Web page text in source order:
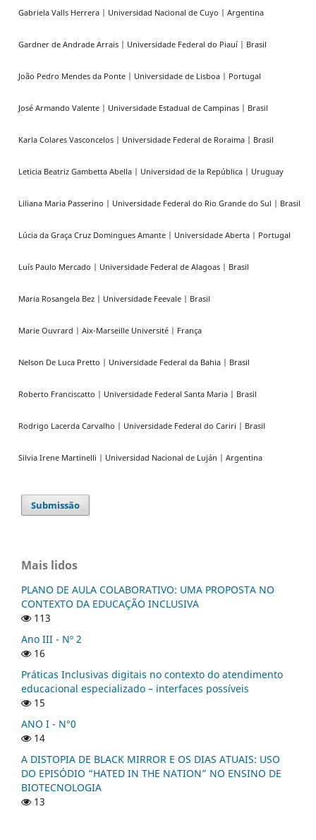
Gabriela Valls Herrera | Universidad Nacional de Cuyo | Argentina
Gardner de Andrade Arrais | Universidade Federal do Piauí | Brasil
João Pedro Mendes da Ponte | Universidade de Lisboa | Portugal
José Armando Valente | Universidade Estadual de Campinas | Brasil
Karla Colares Vasconcelos | Universidade Federal de Roraima | Brasil
Leticia Beatriz Gambetta Abella | Universidad de la República | Uruguay
Liliana Maria Passerino | Universidade Federal do Rio Grande do Sul | Brasil
Lúcia da Graça Cruz Domingues Amante | Universidade Aberta | Portugal
Luís Paulo Mercado | Universidade Federal de Alagoas | Brasil
Maria Rosangela Bez | Universidade Feevale | Brasil
Marie Ouvrard | Aix-Marseille Université | França
Nelson De Luca Pretto | Universidade Federal da Bahia | Brasil
Roberto Franciscatto | Universidade Federal Santa Maria | Brasil
Rodrigo Lacerda Carvalho | Universidade Federal do Cariri | Brasil
Silvia Irene Martinelli | Universidad Nacional de Luján | Argentina
Submissão
Mais lidos
PLANO DE AULA COLABORATIVO: UMA PROPOSTA NO
CONTEXTO DA EDUCAÇÃO INCLUSIVA
113
Ano III - Nº 2
16
Práticas Inclusivas digitais no contexto do atendimento
educacional especializado – interfaces possíveis
15
ANO I - N°0
14
A DISTOPIA DE BLACK MIRROR E OS DIAS ATUAIS: USO
DO EPISÓDIO “HATED IN THE NATION” NO ENSINO DE
BIOTECNOLOGIA
13